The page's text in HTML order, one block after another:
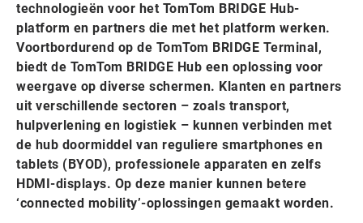
technologieën voor het TomTom BRIDGE Hub-
platform en partners die met het platform werken.
Voortbordurend op de TomTom BRIDGE Terminal,
biedt de TomTom BRIDGE Hub een oplossing voor
weergave op diverse schermen. Klanten en partners
uit verschillende sectoren – zoals transport,
hulpverlening en logistiek – kunnen verbinden met
de hub doormiddel van reguliere smartphones en
tablets (BYOD), professionele apparaten en zelfs
HDMI-displays. Op deze manier kunnen betere
‘connected mobility’-oplossingen gemaakt worden.